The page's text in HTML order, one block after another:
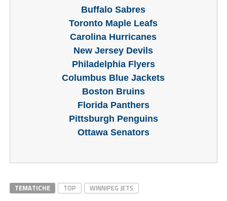
Buffalo Sabres
Toronto Maple Leafs
Carolina Hurricanes
New Jersey Devils
Philadelphia Flyers
Columbus Blue Jackets
Boston Bruins
Florida Panthers
Pittsburgh Penguins
Ottawa Senators
TEMATICHE TOP WINNIPEG JETS